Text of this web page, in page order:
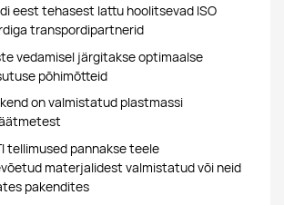
eest tehasest lattu hoolitsevad ISO
transpordipartnerid
vedamisel järgitakse optimaalse
põhimõtteid
on valmistatud plastmassi
tellimused pannakse teele
materjalidest valmistatud või neid
pakendites